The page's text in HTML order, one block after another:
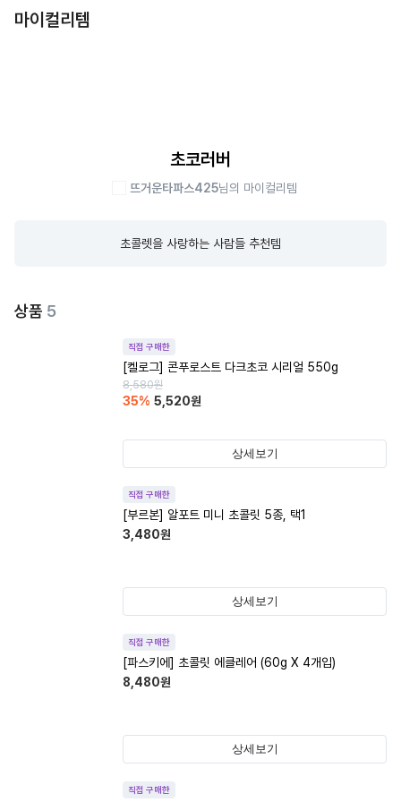
마이컬리템
초코러버
뜨거운타파스425님의 마이컬리템
초콜렛을 사랑하는 사람들 추천템
상품 5
직접 구매한
[켈로그] 콘푸로스트 다크초코 시리얼 550g
8,580원
35% 5,520원
상세보기
직접 구매한
[부르본] 알포트 미니 초콜릿 5종, 택1
3,480원
상세보기
직접 구매한
[파스키에] 초콜릿 에클레어 (60g X 4개입)
8,480원
상세보기
직접 구매한